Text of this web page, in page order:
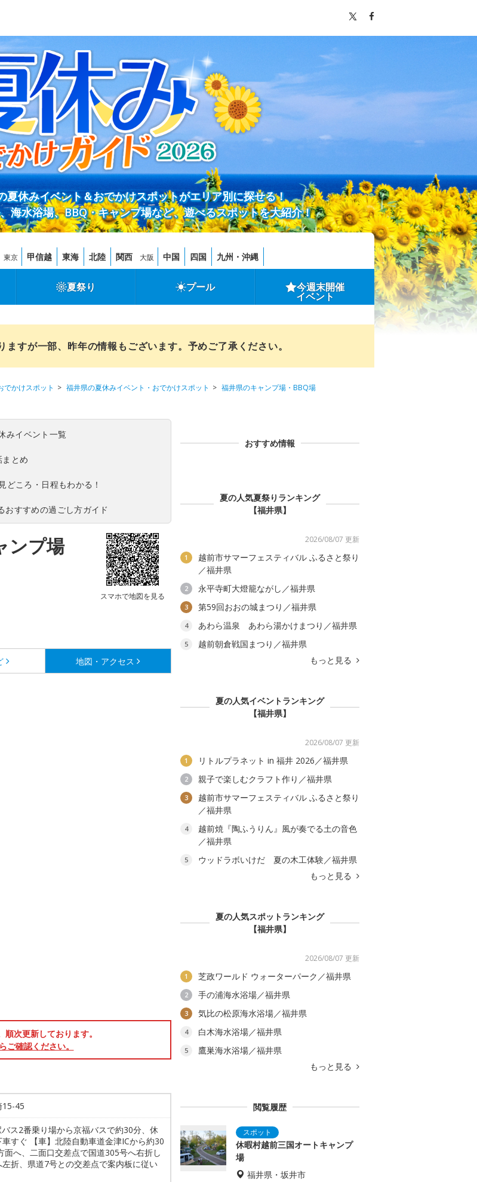
夏休みイベント＆おでかけスポットがエリア別に探せる！
海水浴場、BBQ・キャンプ場など、遊べるスポットを大紹介！
東京 甲信越 東海 北陸 関西 大阪 中国 四国 九州・沖縄
夏祭り プール 今週末開催
イベント
すが一部、昨年の情報もございます。予めご了承ください。
でかけスポット 福井県の夏休みイベント・おでかけスポット
福井県のキャンプ場・BBQ場
みイベント一覧
まとめ
どころ・日程もわかる！
おすすめの過ごし方ガイド
ンプ場
スマホで地図を見る
地図・アクセス
次更新しております。
ご確認ください。
15-45
バス2番乗り場から京福バスで約30分、休
すぐ 【車】北陸自動車道金津ICから約30
面へ、二面口交差点で国道305号へ右折し
折、県道7号との交差点で案内板に従い
おすすめ情報
夏の人気夏祭りランキング
【福井県】
2026/08/07 更新
1
越前市サマーフェスティバル ふるさと祭り
／福井県
2 永平寺町大燈籠ながし／福井県
3 第59回おおの城まつり／福井県
4 あわら温泉 あわら湯かけまつり／福井県
5
越前朝倉戦国まつり／福井県
もっと見る
夏の人気イベントランキング
【福井県】
2026/08/07 更新
1 リトルプラネット in 福井 2026／福井県
2 親子で楽しむクラフト作り／福井県
3
越前市サマーフェスティバル ふるさと祭り
／福井県
4
越前焼『陶ふうりん』風が奏でる土の音色
／福井県
5
ウッドラボいけだ 夏の木工体験／福井県
もっと見る
夏の人気スポットランキング
【福井県】
2026/08/07 更新
1 芝政ワールド ウォーターパーク／福井県
2 手の浦海水浴場／福井県
3 気比の松原海水浴場／福井県
4 白木海水浴場／福井県
5
鷹巣海水浴場／福井県
もっと見る
閲覧履歴
休暇村越前三国オートキャンプ
場
福井県・坂井市